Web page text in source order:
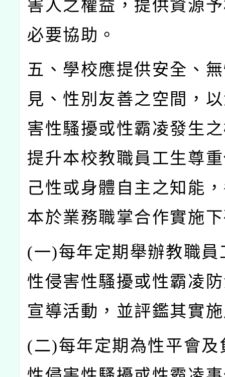
害人之權益，提供資源
必要協助。
五、學校應提供安全、
見、性別友善之空間，
害性騷擾或性霸凌發生
提升本校教職員工生尊
己性或身體自主之知能
本於業務職掌合作實施
(一)每年定期舉辦教職員
性侵害性騷擾或性霸凌
宣導活動，並評鑑其實
(二)每年定期為性平會及